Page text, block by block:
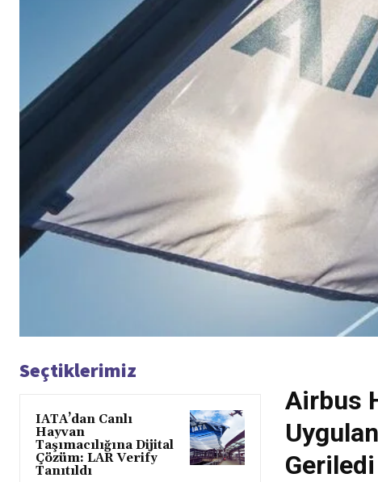
Seçtiklerimiz
IATA’dan Canlı
Hayvan
Taşımacılığına Dijital
Çözüm: LAR Verify
Tanıtıldı
Airbus
Geriledi